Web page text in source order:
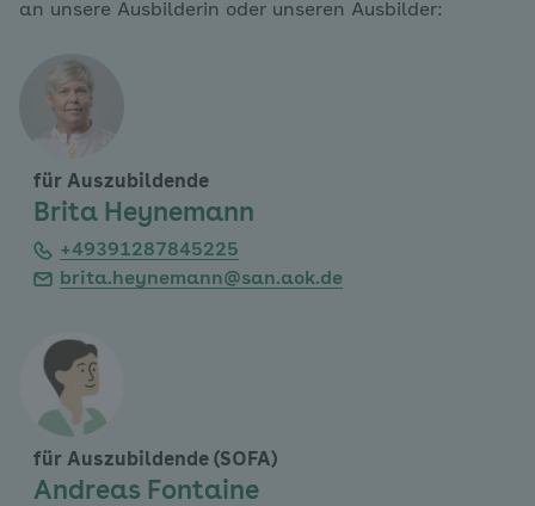
an unsere Ausbilderin oder unseren Ausbilder:
für Auszubildende
Brita Heynemann
+49391287845225
brita.heynemann@san.aok.de
für Auszubildende (SOFA)
Andreas Fontaine